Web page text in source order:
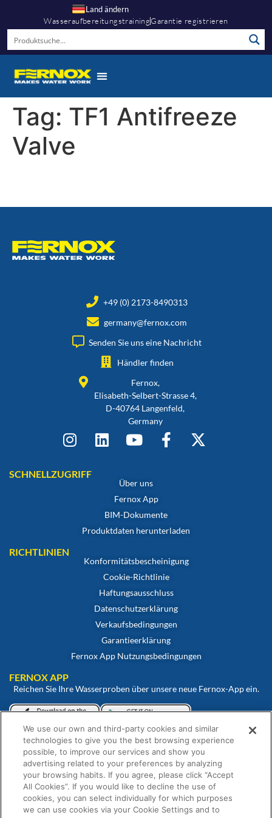
Land ändern
WasseraufbereitungstrainingGarantie registrieren
Tag: TF1 Antifreeze
Valve
+49 (0) 2173-8490313
germany@fernox.com
Senden Sie uns eine Nachricht
Händler finden
Fernox,
Elisabeth-Selbert-Strasse 4,
D-40764 Langenfeld,
Germany
SCHNELLZUGRIFF
Über uns
Fernox App
BIM-Dokumente
Produktdaten herunterladen
RICHTLINIEN
Konformitätsbescheinigung
Cookie-Richtlinie
Haftungsausschluss
Datenschutzerklärung
Verkaufsbedingungen
Garantieerklärung
Fernox App Nutzungsbedingungen
FERNOX APP
Reichen Sie Ihre Wasserproben über unsere neue Fernox-App ein.
Betrachten und überwachen Sie Ihre Proben über unser Fernox-
Webportal.
We use our own and third-party cookies and similar
technologies to give you the best browsing experience
possible, to improve our services and show you
advertising related to your preferences by analyzing
your browsing habits. If you agree, please click “Accept
All Cookies”. If you would like to decline the use of
cookies, you can select individually for which purposes
we can use cookies via your Cookie Settings and to